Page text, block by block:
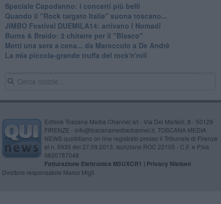
Speciale Capodanno: i concerti più belli
Quando il "Rock targato Italia" suona toscano...
JIMBO Festival DUEMILA14: arrivano I Nomadi
Burns & Braido: 2 chitarre per il "Blasco"
Metti una sera a cena... da Maroccolo a De Andrè
La mia piccola-grande truffa del rock'n'roll
Editore Toscana Media Channel srl - Via Dei Martelli, 8 - 50129
FIRENZE - info@toscanamediachannel.it. TOSCANA MEDIA
NEWS quotidiano on line registrato presso il Tribunale di Firenze
al n. 5935 del 27.09.2013. Iscrizione ROC 22105 - C.F. e P.Iva
0620787048
Fatturazione Elettronica M5UXCR1 | Privacy Nielsen
Direttore responsabile Marco Migli